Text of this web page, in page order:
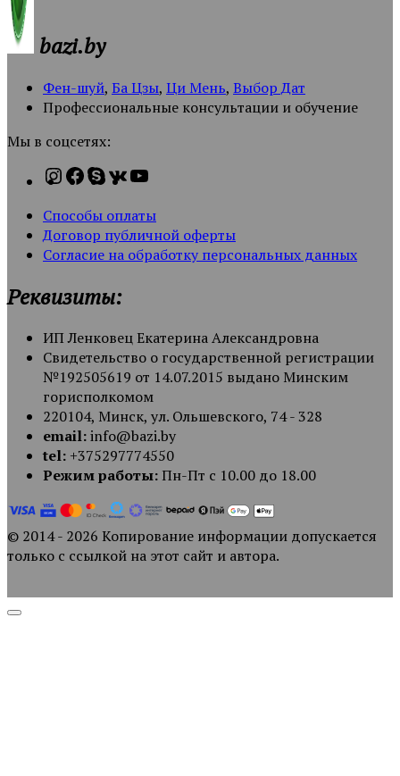
bazi.by
Фен-шуй, Ба Цзы, Ци Мень, Выбор Дат
Профессиональные консультации и обучение
Мы в соцсетях:
Способы оплаты
Договор публичной оферты
Согласие на обработку персональных данных
Реквизиты:
ИП Ленковец Екатерина Александровна
Свидетельство о государственной регистрации
№192505619 от 14.07.2015 выдано Минским
горисполкомом
220104, Минск, ул. Ольшевского, 74 - 328
email:info@bazi.by
tel: +375297774550
Режим работы:Пн-Пт с 10.00 до 18.00
© 2014 - 2026 Копирование информации допускается
только с ссылкой на этот сайт и автора.